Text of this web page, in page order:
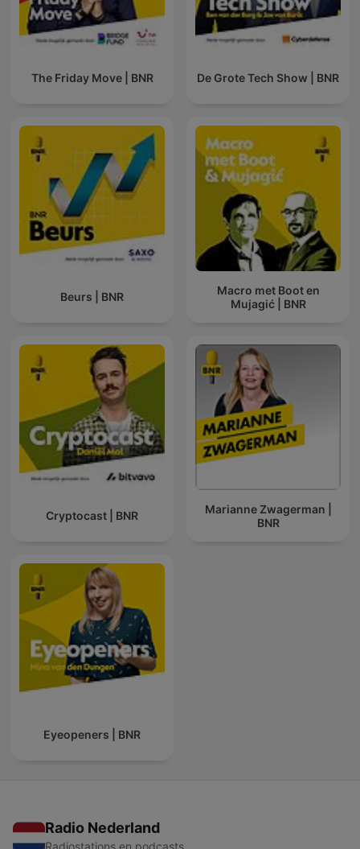
The Friday Move | BNR De Grote Tech Show | BNR
Beurs | BNR
Macro met Boot en
Mujagić | BNR
Cryptocast | BNR
Marianne Zwagerman |
BNR
Eyeopeners | BNR
Radio Nederland